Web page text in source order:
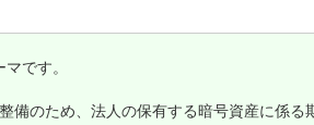
です。
備のため、法人の保有する暗号資産に係る